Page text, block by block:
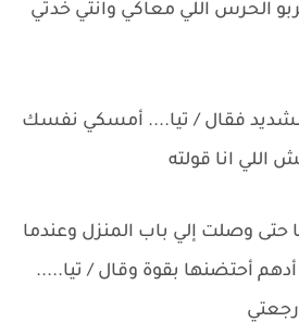
الحرس اللي معاكي وانتي خدتي
فقال / تيا.... أمسكي نفسك
اللي انا قولته
وصلت إلي باب المنزل وعندما
أحتضنها بقوة وقال / تيا.....
رجعتي